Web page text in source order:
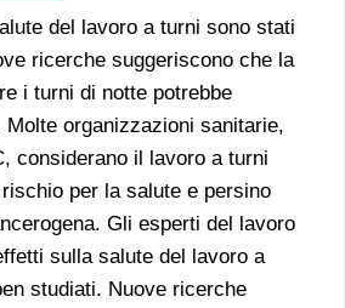
del lavoro a turni sono stati
ricerche suggeriscono che la
i turni di notte potrebbe
organizzazioni sanitarie,
considerano il lavoro a turni
per la salute e persino
Gli esperti del lavoro
sulla salute del lavoro a
studiati. Nuove ricerche